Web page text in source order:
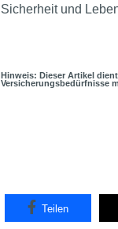
Sicherheit und
Hinweis: Dieser Artikel
Versicherungsbedürfnisse
Teilen